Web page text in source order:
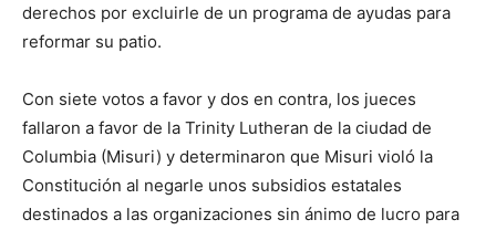
derechos por excluirle de un programa de ayudas para
reformar su patio.
Con siete votos a favor y dos en contra, los jueces
fallaron a favor de la Trinity Lutheran de la ciudad de
Columbia (Misuri) y determinaron que Misuri violó la
Constitución al negarle unos subsidios estatales
destinados a las organizaciones sin ánimo de lucro para